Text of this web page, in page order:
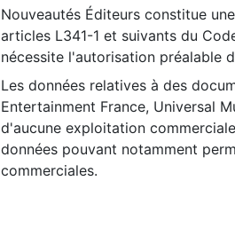
Nouveautés Éditeurs constitue
articles L341-1 et suivants du
nécessite l'autorisation préalable
Les données relatives à des
Entertainment France, Universal
d'aucune exploitation
données pouvant notamment
commerciales.